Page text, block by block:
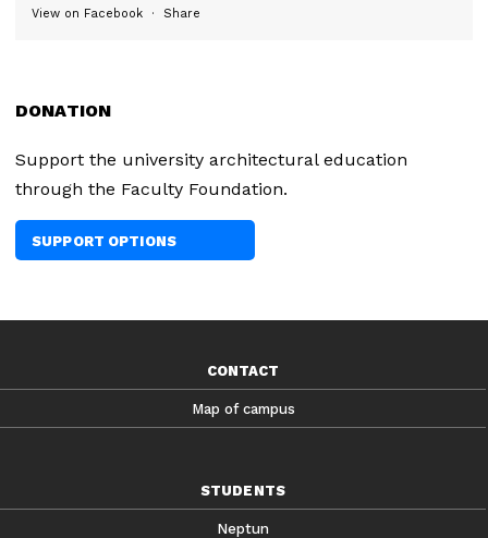
View on Facebook · Share
DONATION
Support the university architectural education
through the Faculty Foundation.
SUPPORT OPTIONS
CONTACT
Map of campus
STUDENTS
Neptun